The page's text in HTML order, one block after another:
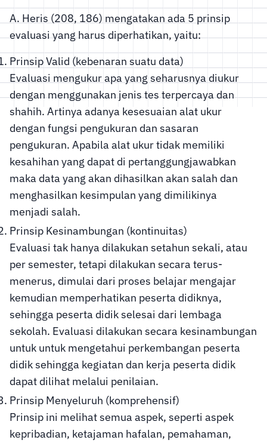
A. Heris (208, 186) mengatakan ada 5 prinsip
evaluasi yang harus diperhatikan, yaitu:
Prinsip Valid (kebenaran suatu data)
Evaluasi mengukur apa yang seharusnya diukur
dengan menggunakan jenis tes terpercaya dan
shahih. Artinya adanya kesesuaian alat ukur
dengan fungsi pengukuran dan sasaran
pengukuran. Apabila alat ukur tidak memiliki
kesahihan yang dapat di pertanggungjawabkan
maka data yang akan dihasilkan akan salah dan
menghasilkan kesimpulan yang dimilikinya
menjadi salah.
Prinsip Kesinambungan (kontinuitas)
Evaluasi tak hanya dilakukan setahun sekali, atau
per semester, tetapi dilakukan secara terus-
menerus, dimulai dari proses belajar mengajar
kemudian memperhatikan peserta didiknya,
sehingga peserta didik selesai dari lembaga
sekolah. Evaluasi dilakukan secara kesinambungan
untuk untuk mengetahui perkembangan peserta
didik sehingga kegiatan dan kerja peserta didik
dapat dilihat melalui penilaian.
Prinsip Menyeluruh (komprehensif)
Prinsip ini melihat semua aspek, seperti aspek
kepribadian, ketajaman hafalan, pemahaman,